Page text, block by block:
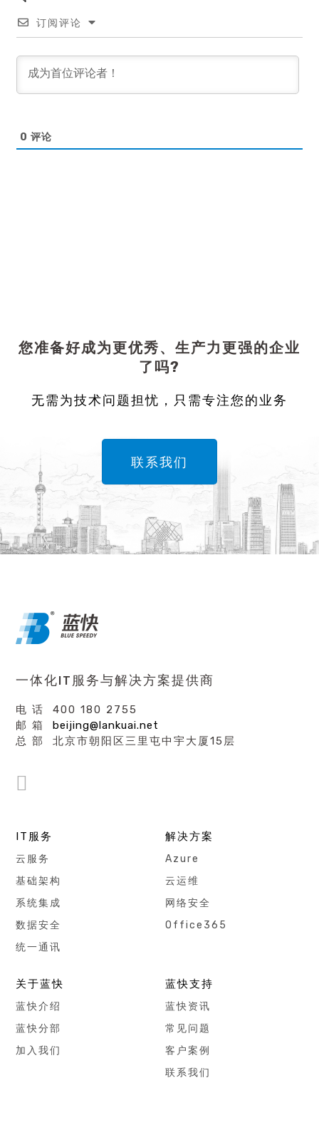
订阅评论
0 评论
您准备好成为更优秀、生产力更强的企业
了吗?
无需为技术问题担忧，只需专注您的业务
联系我们
一体化IT服务与解决方案提供商
电 话 400 180 2755
邮 箱beijing@lankuai.net
总 部 北京市朝阳区三里屯中宇大厦15层
IT服务
云服务
基础架构
系统集成
数据安全
统一通讯
解决方案
Azure
云运维
网络安全
Office365
关于蓝快
蓝快介绍
蓝快分部
加入我们
蓝快支持
蓝快资讯
常见问题
客户案例
联系我们